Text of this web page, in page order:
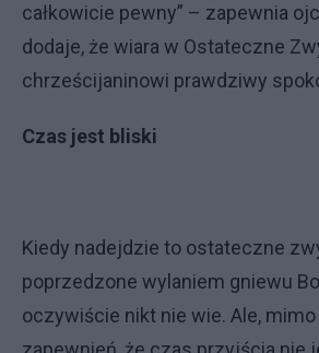
całkowicie pewny” – zapewnia
dodaje, że wiara w Ostateczne
chrześcijaninowi prawdziwy
Czas jest bliski
Kiedy nadejdzie to ostateczne
poprzedzone wylaniem gniewu
oczywiście nikt nie wie. Ale,